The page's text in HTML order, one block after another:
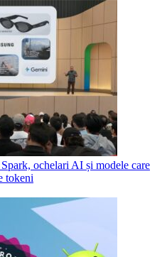
ochelari AI și modele care
tokeni